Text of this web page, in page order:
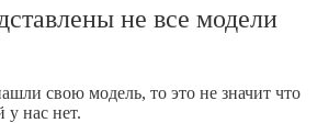
не все модели
свою модель, то это не значит что
у нас нет.